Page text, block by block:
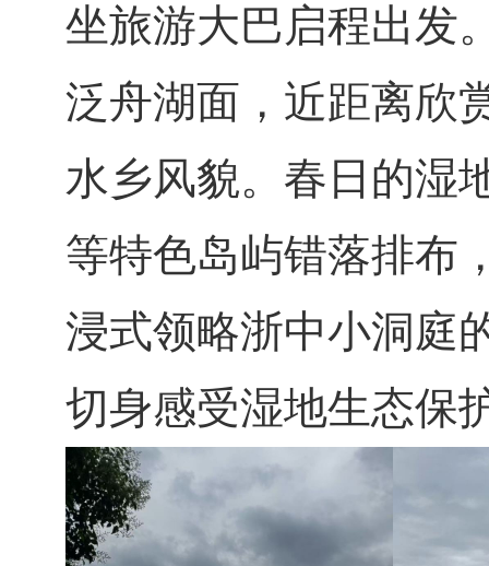
坐旅游大巴启程出发
泛舟湖面，近距离欣
水乡风貌。春日的湿
等特色岛屿错落排布
浸式领略浙中小洞庭
切身感受湿地生态保